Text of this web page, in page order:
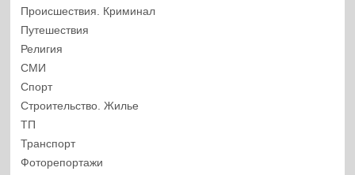
Происшествия. Криминал
Путешествия
Религия
СМИ
Спорт
Строительство. Жилье
ТП
Транспорт
Фоторепортажи